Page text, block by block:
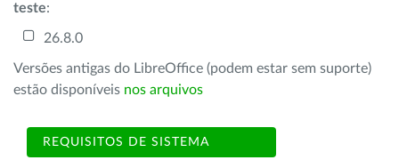
teste:
26.8.0
Versões antigas do LibreOffice (podem estar sem suporte)
estão disponíveis nos arquivos
REQUISITOS DE SISTEMA